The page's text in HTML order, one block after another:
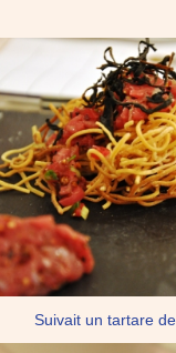
Suivait un tartare